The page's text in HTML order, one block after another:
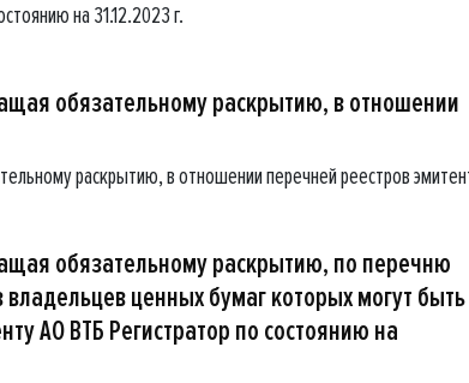
на 31.12.2023 г.
обязательному раскрытию, в отношении
раскрытию, в отношении перечней реестров
обязательному раскрытию, по перечню
ценных бумаг которых могут быть
АО ВТБ Регистратор по состоянию на